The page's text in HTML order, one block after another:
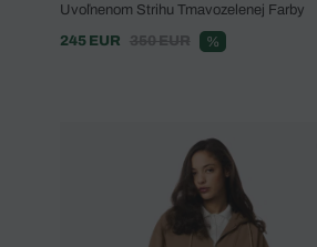
Uvoľnenom Strihu Tmavozelenej Farby
245 EUR
350 EUR %